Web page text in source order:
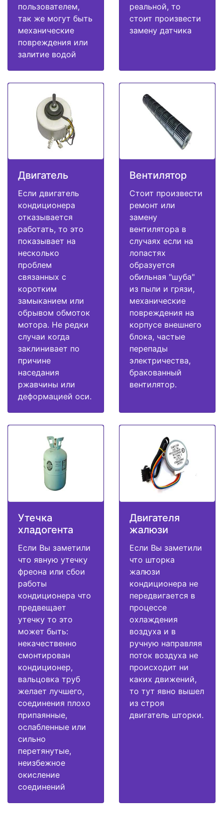
пользователем,
так же могут быть
механические
повреждения или
залитие водой
реальной, то
стоит произвести
замену датчика
Двигатель
Если двигатель
кондиционера
отказывается
работать, то это
показывает на
несколько
проблем
связанных с
коротким
замыканием или
обрывом обмоток
мотора. Не редки
случаи когда
заклинивает по
причине
наседания
ржавчины или
деформацией оси.
Вентилятор
Стоит произвести
ремонт или
замену
вентилятора в
случаях если на
лопастях
образуется
обильная "шуба"
из пыли и грязи,
механические
повреждения на
корпусе внешнего
блока, частые
перепады
электричества,
бракованный
вентилятор.
Утечка
хладогента
Если Вы заметили
что явную утечку
фреона или сбои
работы
кондиционера что
предвещает
утечку то это
может быть:
некачественно
смонтирован
кондиционер,
вальцовка труб
желает лучшего,
соединения плохо
припаянные,
ослабленные или
сильно
перетянутые,
неизбежное
окисление
соединений
Двигателя
жалюзи
Если Вы заметили
что шторка
жалюзи
кондиционера не
передвигается в
процессе
охлаждения
воздуха и в
ручную направляя
поток воздуха не
происходит ни
каких движений,
то тут явно вышел
из строя
двигатель шторки.